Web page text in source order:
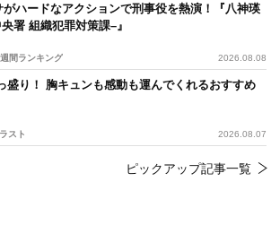
がハードなアクションで刑事役を熱演！『八神瑛
署 組織犯罪対策課–』
間ランキング 2026.08.08
盛り！ 胸キュンも感動も運んでくれるおすすめ
スト 2026.08.07
ピックアップ記事一覧